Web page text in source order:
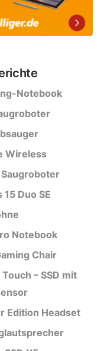
Notebook
Wireless
15 Duo SE
Notebook
Chair
– SSD mit
Edition Headset